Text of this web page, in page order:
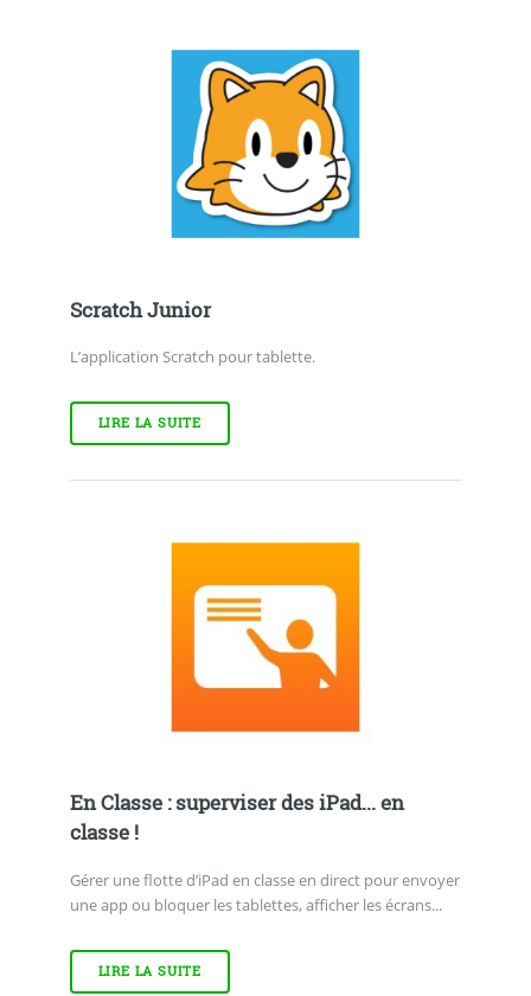
Scratch Junior
L’application Scratch pour tablette.
LIRE LA SUITE
En Classe : superviser des iPad... en
classe !
Gérer une flotte d’iPad en classe en direct pour envoyer
une app ou bloquer les tablettes, afficher les écrans...
LIRE LA SUITE